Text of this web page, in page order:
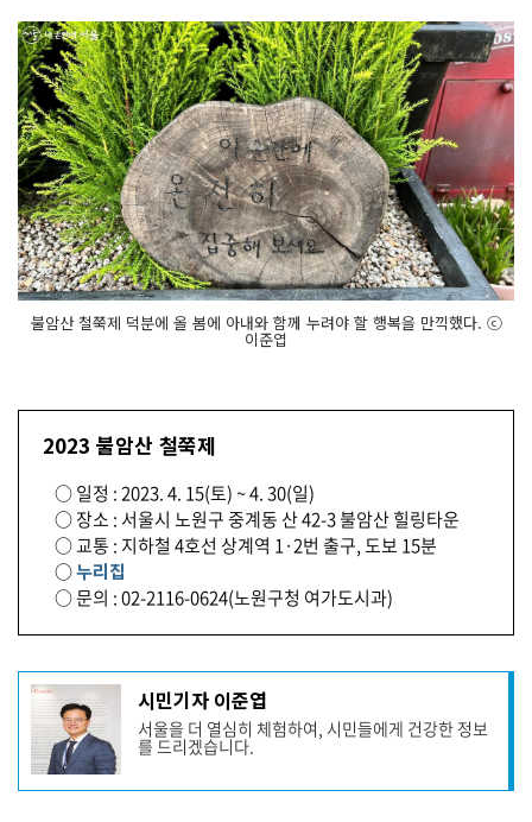
불암산 철쭉제 덕분에 올 봄에 아내와 함께 누려야 할 행복을 만끽했다. ⓒ
이준엽
2023 불암산 철쭉제
○ 일정 : 2023. 4. 15(토) ~ 4. 30(일)
○ 장소 : 서울시 노원구 중계동 산 42-3 불암산 힐링타운
○ 교통 : 지하철 4호선 상계역 1·2번 출구, 도보 15분
○누리집
○ 문의 : 02-2116-0624(노원구청 여가도시과)
기
사
작
성
자
프
시민기자 이준엽
서울을 더 열심히 체험하여, 시민들에게 건강한 정보
를 드리겠습니다.